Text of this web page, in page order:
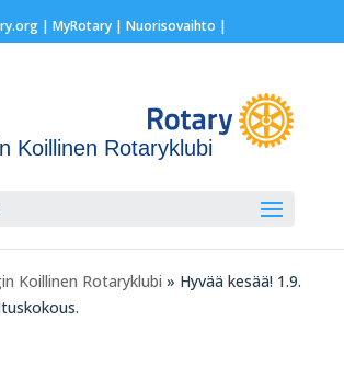
| MyRotary | Nuorisovaihto |
Koillinen Rotaryklubi
Koillinen Rotaryklubi » Hyvää kesää! 1.9.